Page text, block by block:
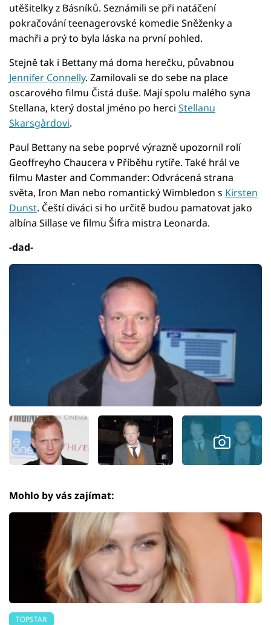
utěšitelky z Básníků. Seznámili se při natáčení
pokračování teenagerovské komedie Sněženky a
machři a prý to byla láska na první pohled.
Stejně tak i Bettany má doma herečku, půvabnou
Jennifer Connelly. Zamilovali se do sebe na place
oscarového filmu Čistá duše. Mají spolu malého syna
Stellana, který dostal jméno po herci Stellanu
Skarsgårdovi.
Paul Bettany na sebe poprvé výrazně upozornil rolí
Geoffreyho Chaucera v Příběhu rytíře. Také hrál ve
filmu Master and Commander: Odvrácená strana
světa, Iron Man nebo romantický Wimbledon s Kirsten
Dunst. Čeští diváci si ho určitě budou pamatovat jako
albína Sillase ve filmu Šifra mistra Leonarda.
-dad-
Mohlo by vás zajímat:
TOPSTAR